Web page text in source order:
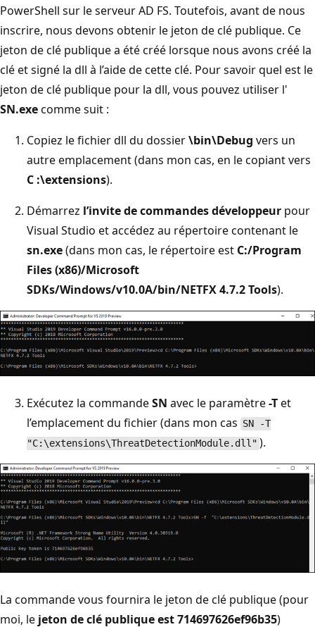
PowerShell sur le serveur AD FS. Toutefois, avant de nous
inscrire, nous devons obtenir le jeton de clé publique. Ce
jeton de clé publique a été créé lorsque nous avons créé la
clé et signé la dll à l’aide de cette clé. Pour savoir quel est le
jeton de clé publique pour la dll, vous pouvez utiliser l'
SN.execomme suit :
Copiez le fichier dll du dossier\bin\Debug vers un
autre emplacement (dans mon cas, en le copiant vers
C :\extensions).
Démarrez l’invite de commandes développeur pour
Visual Studio et accédez au répertoire contenant le
sn.exe(dans mon cas, le répertoire est C:/Program
Files (x86)/Microsoft
SDKs/Windows/v10.0A/bin/NETFX 4.7.2 Tools).
Exécutez la commandeSN avec le paramètre-Tet
l’emplacement du fichier (dans mon cas SN -T
"C:\extensions\ThreatDetectionModule.dll" ).
La commande vous fournira le jeton de clé publique (pour
moi, le jeton de clé publique est 714697626ef96b35)